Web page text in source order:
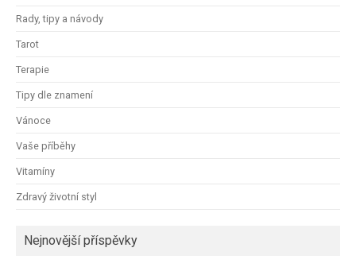
Rady, tipy a návody
Tarot
Terapie
Tipy dle znamení
Vánoce
Vaše příběhy
Vitamíny
Zdravý životní styl
Nejnovější příspěvky